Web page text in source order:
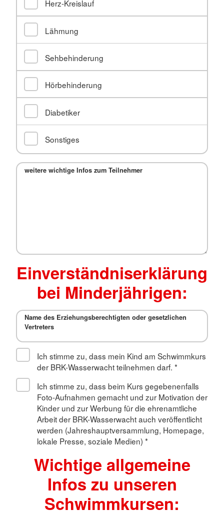
Herz-Kreislauf
Lähmung
Sehbehinderung
Hörbehinderung
Diabetiker
Sonstiges
weitere wichtige Infos zum Teilnehmer
Einverständniserklärung
bei Minderjährigen:
Name des Erziehungsberechtigten oder gesetzlichen
Vertreters
Ich stimme zu, dass mein Kind am Schwimmkurs
der BRK-Wasserwacht teilnehmen darf. *
Ich stimme zu, dass beim Kurs gegebenenfalls
Foto-Aufnahmen gemacht und zur Motivation der
Kinder und zur Werbung für die ehrenamtliche
Arbeit der BRK-Wasserwacht auch veröffentlicht
werden (Jahreshauptversammlung, Homepage,
lokale Presse, soziale Medien) *
Wichtige allgemeine
Infos zu unseren
Schwimmkursen: